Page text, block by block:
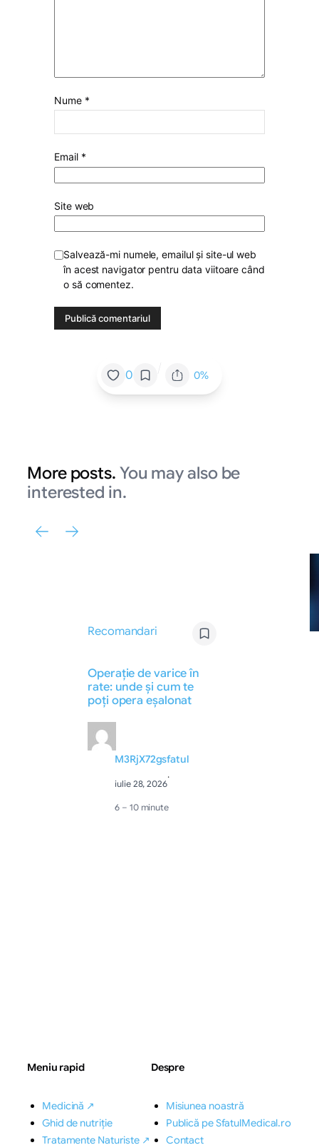
Nume *
Email *
Site web
Salvează-mi numele, emailul și site-ul web
în acest navigator pentru data viitoare când
o să comentez.
0 0%
More posts. You may also be
interested in.
Recomandari
Operație de varice în
rate: unde și cum te
poți opera eșalonat
M3RjX72gsfatul
iulie 28, 2026
·
6 – 10 minute
Meniu rapid
Medicină ↗
Ghid de nutriție
Tratamente Naturiste ↗
Despre
Misiunea noastră
Publică pe SfatulMedical.ro
Contact